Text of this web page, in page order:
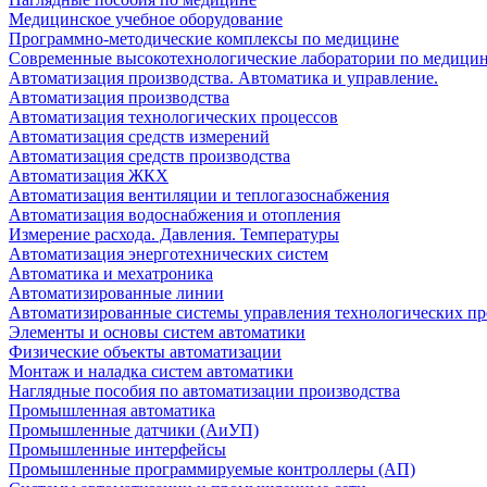
Медицинское учебное оборудование
Программно-методические комплексы по медицине
Современные высокотехнологические лаборатории по
Автоматизация производства. Автоматика и управление.
Автоматизация производства
Автоматизация технологических процессов
Автоматизация средств измерений
Автоматизация средств производства
Автоматизация ЖКХ
Автоматизация вентиляции и теплогазоснабжения
Автоматизация водоснабжения и отопления
Измерение расхода. Давления. Температуры
Автоматизация энерготехнических систем
Автоматика и мехатроника
Автоматизированные линии
Автоматизированные системы управления технологических
Элементы и основы систем автоматики
Физические объекты автоматизации
Монтаж и наладка систем автоматики
Наглядные пособия по автоматизации производства
Промышленная автоматика
Промышленные датчики (АиУП)
Промышленные интерфейсы
Промышленные программируемые контроллеры (АП)